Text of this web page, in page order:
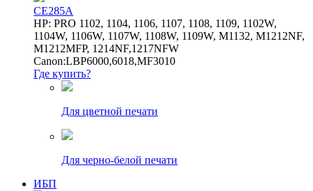
CE285A
HP: PRO 1102, 1104, 1106, 1107, 1108, 1109, 1102W,
1104W, 1106W, 1107W, 1108W, 1109W, M1132, M1212NF,
M1212MFP, 1214NF,1217NFW
Canon:LBP6000,6018,MF3010
Где купить?
Для цветной печати
Для черно-белой печати
ИБП